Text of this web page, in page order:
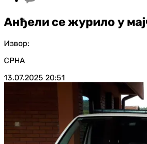
Анђели се журило у
Извор:
СРНА
13.07.2025 20:51